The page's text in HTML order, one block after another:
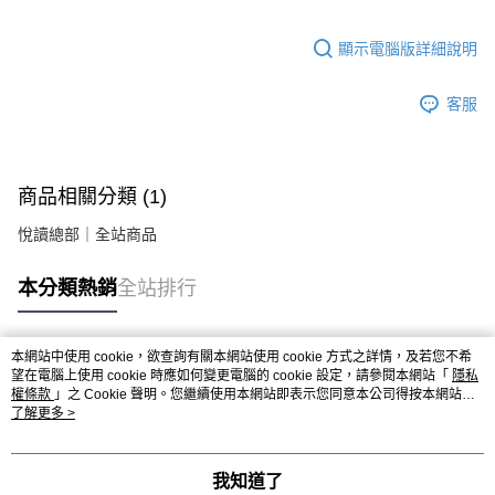
顯示電腦版詳細說明
客服
商品相關分類 (1)
悅讀總部｜全站商品
本分類熱銷全站排行
熱門標籤
本網站中使用 cookie，欲查詢有關本網站使用 cookie 方式之詳情，及若您不希
望在電腦上使用 cookie 時應如何變更電腦的 cookie 設定，請參閱本網站「 隱私
權條款 」之 Cookie 聲明。您繼續使用本網站即表示您同意本公司得按本網站使
用條款之 Cookie 聲明使用 cookie。
了解更多 >
我知道了